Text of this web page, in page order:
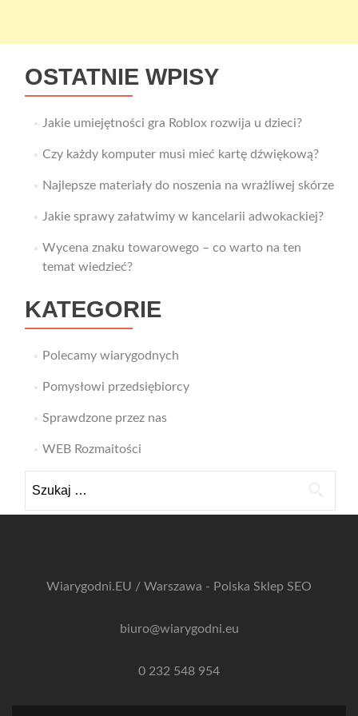
OSTATNIE WPISY
Jakie umiejętności gra Roblox rozwija u dzieci?
Czy każdy komputer musi mieć kartę dźwiękową?
Najlepsze materiały do noszenia na wrażliwej skórze
Jakie sprawy załatwimy w kancelarii adwokackiej?
Wycena znaku towarowego – co warto na ten
temat wiedzieć?
KATEGORIE
Polecamy wiarygodnych
Pomysłowi przedsiębiorcy
Sprawdzone przez nas
WEB Rozmaitości
Wiarygodni.EU / Warszawa - Polska Sklep SEO
biuro@wiarygodni.eu
0 232 548 954